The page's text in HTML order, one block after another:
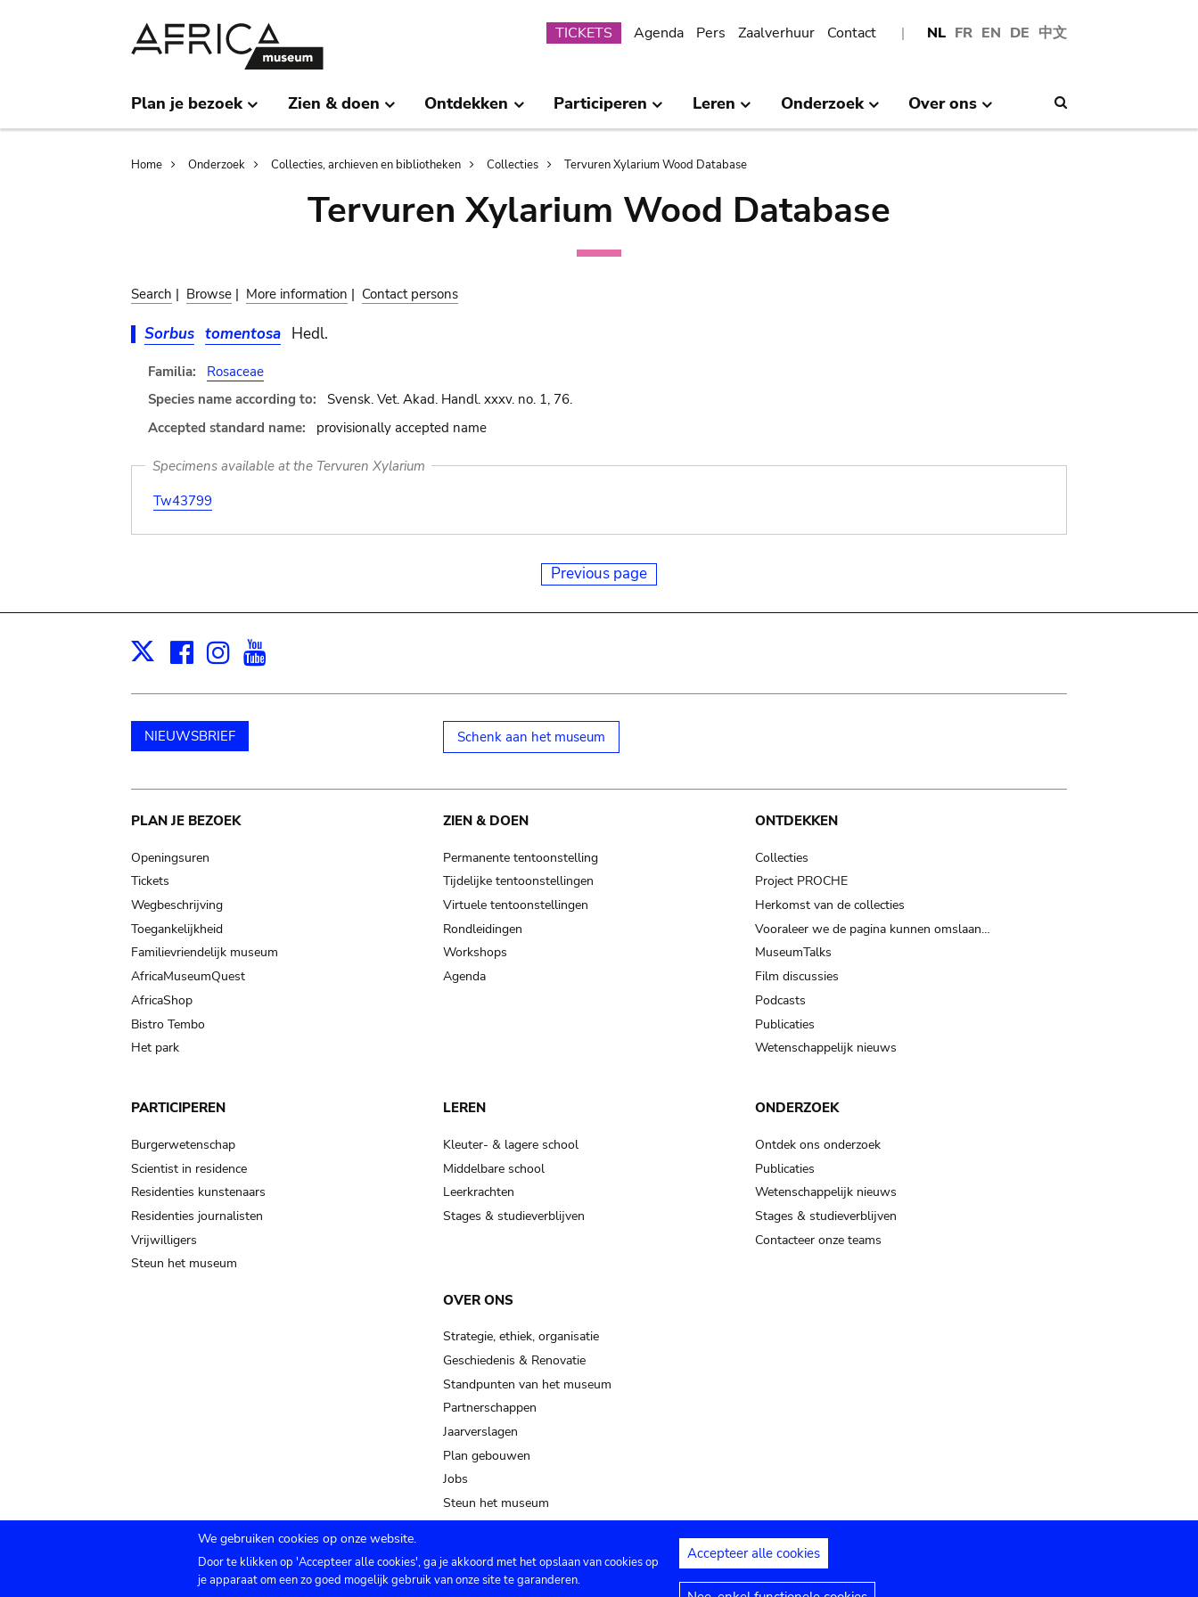
NL FR EN DE 中文
Submenu
TICKETS Agenda Pers Zaalverhuur Contact
Plan je bezoek Zien & doen Ontdekken Participeren Leren Onderzoek Over ons
Breadcrumb
Home Onderzoek Collecties, archieven en bibliotheken Collecties Tervuren Xylarium Wood Database
Tervuren Xylarium Wood Database
Search | Browse | More information | Contact persons
Sorbus tomentosa Hedl.
Familia:
Rosaceae
Species name according to:
Svensk. Vet. Akad. Handl. xxxv. no. 1, 76.
Accepted standard name:
provisionally accepted name
Specimens available at the Tervuren Xylarium
Tw43799
Previous page
X Facebook
Instagram
NIEUWSBRIEF Schenk aan het museum
Main
navigation
PLAN JE BEZOEK
Openingsuren
Tickets
Wegbeschrijving
Toegankelijkheid
Familievriendelijk museum
AfricaMuseumQuest
AfricaShop
Bistro Tembo
Het park
ZIEN & DOEN
Permanente tentoonstelling
Tijdelijke tentoonstellingen
Virtuele tentoonstellingen
Rondleidingen
Workshops
Agenda
ONTDEKKEN
Collecties
Project PROCHE
Herkomst van de collecties
Vooraleer we de pagina kunnen omslaan…
MuseumTalks
Film discussies
Podcasts
Publicaties
Wetenschappelijk nieuws
PARTICIPEREN
Burgerwetenschap
Scientist in residence
Residenties kunstenaars
Residenties journalisten
Vrijwilligers
Steun het museum
LEREN
Kleuter- & lagere school
Middelbare school
Leerkrachten
Stages & studieverblijven
ONDERZOEK
Ontdek ons onderzoek
Publicaties
Wetenschappelijk nieuws
Stages & studieverblijven
Contacteer onze teams
OVER ONS
Strategie, ethiek, organisatie
Geschiedenis & Renovatie
Standpunten van het museum
Partnerschappen
Jaarverslagen
Plan gebouwen
Jobs
Steun het museum
Submenu
Agenda Pers Zaalverhuur Contact Privacy instellingen Juridische mededelingen
We gebruiken cookies op onze website.
Door te klikken op 'Accepteer alle cookies', ga je akkoord met het opslaan van cookies op
je apparaat om een zo goed mogelijk gebruik van onze site te garanderen.
Accepteer alle cookies